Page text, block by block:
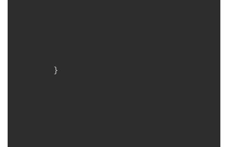
}